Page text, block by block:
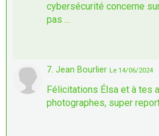
cybersécurité concerne
pas ...
7. Jean Bourlier Le 14/06/2024
Félicitations Élsa et à tes
photographes, super